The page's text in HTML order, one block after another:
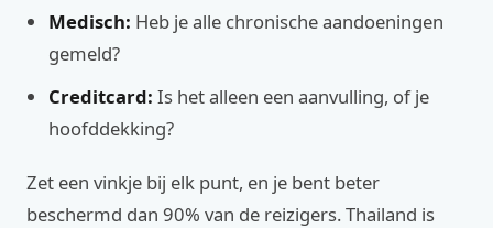
Medisch: Heb je alle chronische aandoeningen
gemeld?
Creditcard: Is het alleen een aanvulling, of je
hoofddekking?
Zet een vinkje bij elk punt, en je bent beter
beschermd dan 90% van de reizigers. Thailand is